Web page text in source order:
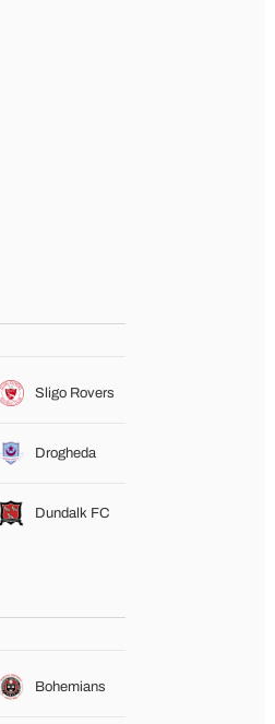
Sligo Rovers
Drogheda
Dundalk FC
Bohemians